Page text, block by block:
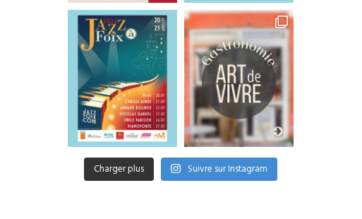
Charger plus Suivre sur Instagram